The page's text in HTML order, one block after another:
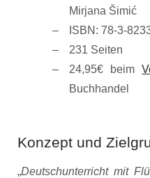
Mirjana Šimić
ISBN: 78-3-
231 Seiten
24,95€ beim
Buchhandel
Konzept und
„Deutschunterricht mit